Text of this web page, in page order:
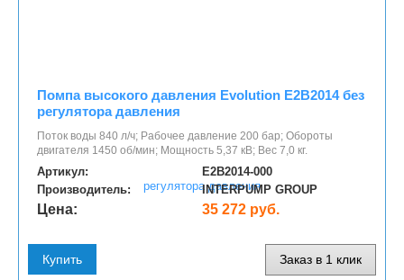
Помпа высокого давления Evolution E2B2014 без
регулятора давления
Поток воды 840 л/ч; Рабочее давление 200 бар; Обороты
двигателя 1450 об/мин; Мощность 5,37 кВ; Вес 7,0 кг.
Артикул:
E2B2014-000
Производитель:
INTERPUMP GROUP
Цена: 35 272 руб.
Купить Заказ в 1 клик